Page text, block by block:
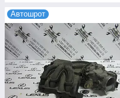
Автошрот